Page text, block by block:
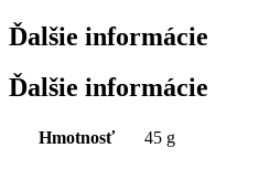
Ďalšie informácie
Ďalšie informácie
Hmotnosť 45 g